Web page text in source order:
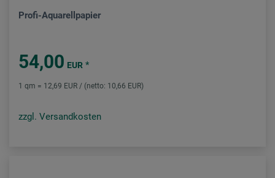
Profi-Aquarellpapier
54,00 EUR *
1 qm = 12,69 EUR / (netto: 10,66 EUR)
zzgl. Versandkosten